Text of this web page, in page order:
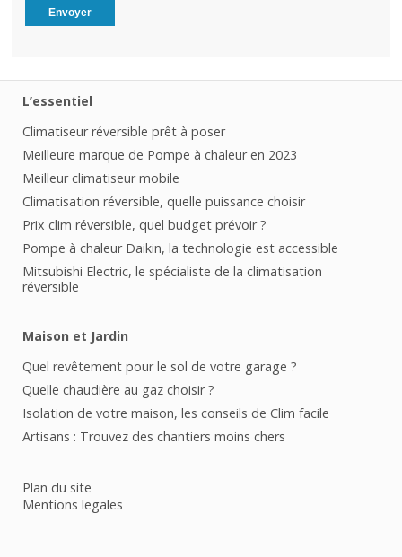
L’essentiel
Climatiseur réversible prêt à poser
Meilleure marque de Pompe à chaleur en 2023
Meilleur climatiseur mobile
Climatisation réversible, quelle puissance choisir
Prix clim réversible, quel budget prévoir ?
Pompe à chaleur Daikin, la technologie est accessible
Mitsubishi Electric, le spécialiste de la climatisation
réversible
Maison et Jardin
Quel revêtement pour le sol de votre garage ?
Quelle chaudière au gaz choisir ?
Isolation de votre maison, les conseils de Clim facile
Artisans : Trouvez des chantiers moins chers
Plan du site
Mentions legales